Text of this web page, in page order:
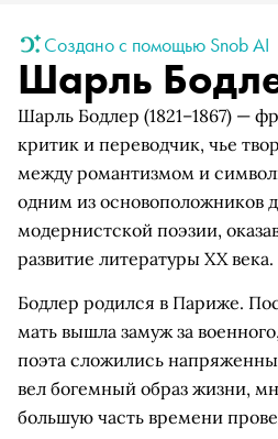
Создано с помощью Snob AI
Шарль
Шарль Бодлер (1821–1867) —
критик и переводчик, чье
между романтизмом и
одним из основоположников
модернистской поэзии,
развитие литературы XX века.
Бодлер родился в Париже.
мать вышла замуж за
поэта сложились
вел богемный образ жизни,
большую часть времени